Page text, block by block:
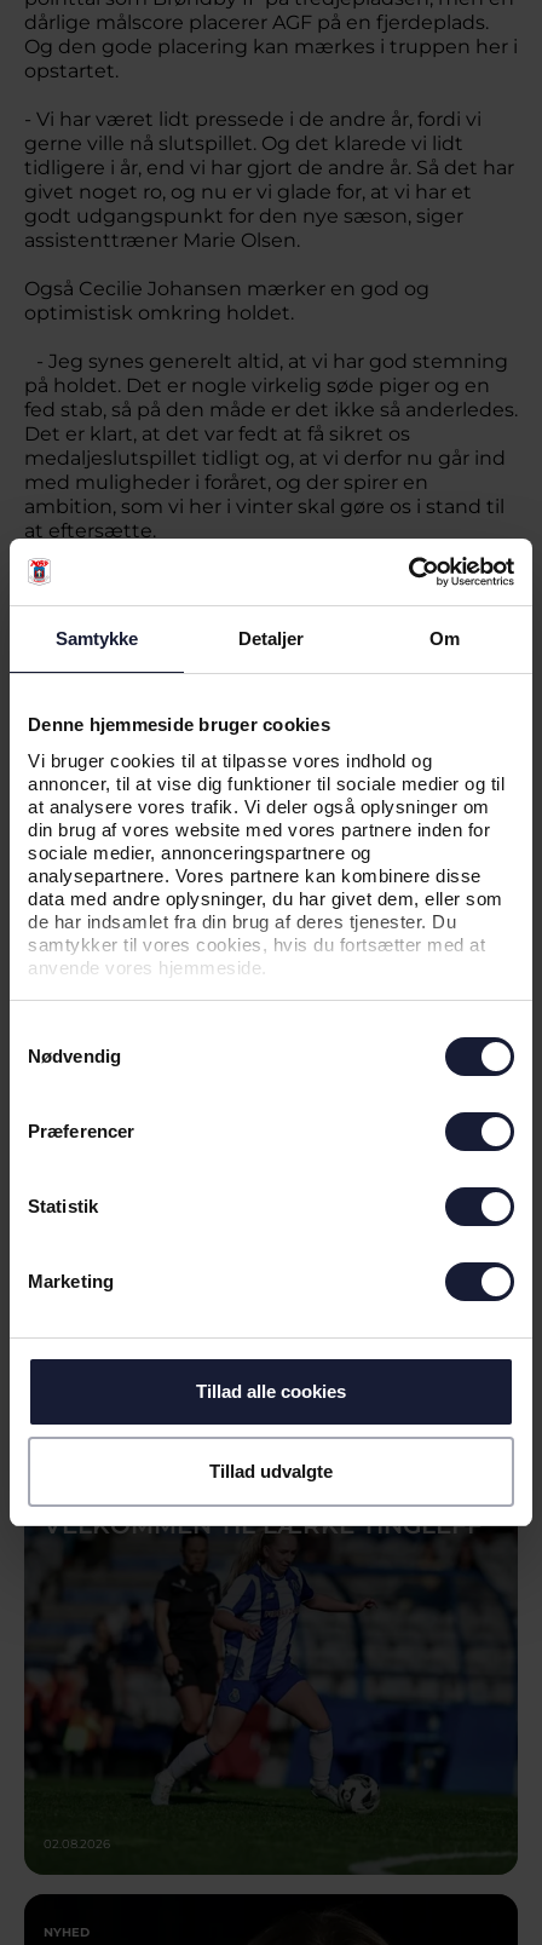
Samtykke Detaljer Om
Denne hjemmeside bruger cookies
Vi bruger cookies til at tilpasse vores indhold og
annoncer, til at vise dig funktioner til sociale medier og til
at analysere vores trafik. Vi deler også oplysninger om
din brug af vores website med vores partnere inden for
sociale medier, annonceringspartnere og
analysepartnere. Vores partnere kan kombinere disse
data med andre oplysninger, du har givet dem, eller som
de har indsamlet fra din brug af deres tjenester. Du
samtykker til vores cookies, hvis du fortsætter med at
anvende vores hjemmeside.
Nødvendig
Præferencer
Statistik
Marketing
Tillad alle cookies
Tillad udvalgte
dårlige målscore placerer AGF på en fjerdeplads.
Og den gode placering kan mærkes i truppen her i
opstartet.
- Vi har været lidt pressede i de andre år, fordi vi
gerne ville nå slutspillet. Og det klarede vi lidt
tidligere i år, end vi har gjort de andre år. Så det har
givet noget ro, og nu er vi glade for, at vi har et
godt udgangspunkt for den nye sæson, siger
assistenttræner Marie Olsen.
Også Cecilie Johansen mærker en god og
optimistisk omkring holdet.
- Jeg synes generelt altid, at vi har god stemning
på holdet. Det er nogle virkelig søde piger og en
fed stab, så på den måde er det ikke så anderledes.
Det er klart, at det var fedt at få sikret os
medaljeslutspillet tidligt og, at vi derfor nu går ind
med muligheder i foråret, og der spirer en
ambition, som vi her i vinter skal gøre os i stand til
at eftersætte.
AGF Kvindefodbold har indtil videre følgende
testkampe i kalendere. Og flere kommer til.
24.1 FCM vs. AGF
7.2 AGF vs. ASA
7.3 FCK vs. AGF
RELATEREDE NYHEDER
NYHED
02.08.2026
VELKOMMEN TIL LÆRKE TINGLEFF
02.08.2026
NYHED